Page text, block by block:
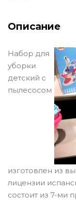
Описание
Набор для
уборки
детский с
пылесосом
изготовлен из
лицензии
состоит из 7-ми